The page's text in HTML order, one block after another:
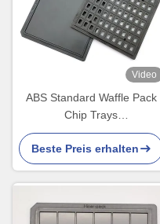
Video
ABS Standard Waffle Pack
Chip Trays
Hochtemperaturbeständigkeit
für kleine Komponenten
Beste Preis erhalten